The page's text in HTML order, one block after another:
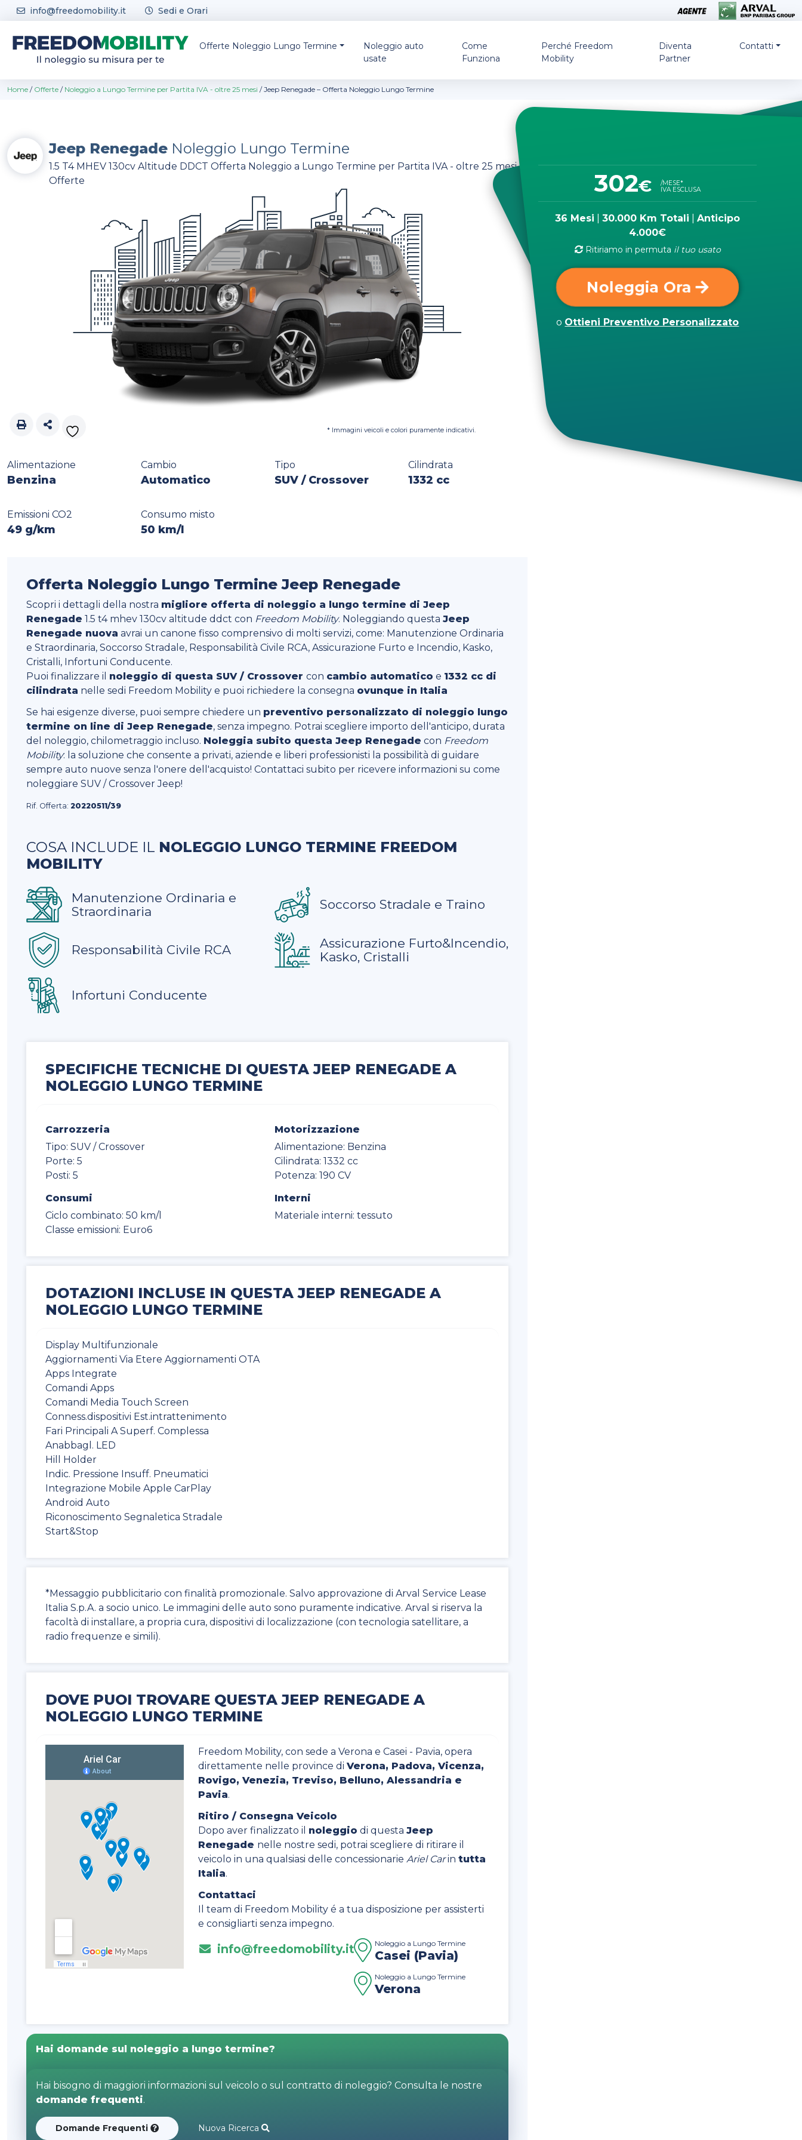
Skip to content
info@freedomobility.it Sedi e Orari
Offerte Noleggio Lungo Termine
Noleggio auto
usate
Come
Funziona
Perché Freedom
Mobility
Diventa
Partner
Contatti
Home / Offerte / Noleggio a Lungo Termine per Partita IVA - oltre 25 mesi /Jeep Renegade – Offerta Noleggio Lungo Termine
Jeep Renegade Noleggio Lungo Termine
1.5 T4 MHEV 130cv Altitude DDCT Offerta Noleggio a Lungo Termine per Partita IVA - oltre 25 mesi
Offerte
* Immagini veicoli e colori puramente indicativi.
302€
/MESE*
IVA ESCLUSA
36 Mesi |30.000 Km Totali |Anticipo
4.000€
Ritiriamo in permuta il tuo usato
Noleggia Ora
o Ottieni Preventivo Personalizzato
Alimentazione
Benzina
Cambio
Automatico
Tipo
SUV / Crossover
Cilindrata
1332 cc
Emissioni CO2
49 g/km
Consumo misto
50 km/l
Offerta Noleggio Lungo Termine Jeep Renegade
Scopri i dettagli della nostra migliore offerta di noleggio a lungo termine di Jeep
Renegade 1.5 t4 mhev 130cv altitude ddct con Freedom Mobility. Noleggiando questa Jeep
Renegade nuova avrai un canone fisso comprensivo di molti servizi, come: Manutenzione Ordinaria
e Straordinaria, Soccorso Stradale, Responsabilità Civile RCA, Assicurazione Furto e Incendio, Kasko,
Cristalli, Infortuni Conducente.
Puoi finalizzare il noleggio di questa SUV / Crossover con cambio automatico e 1332 cc di
cilindrata nelle sedi Freedom Mobility e puoi richiedere la consegna ovunque in Italia
Se hai esigenze diverse, puoi sempre chiedere un preventivo personalizzato di noleggio lungo
termine on line di Jeep Renegade, senza impegno. Potrai scegliere importo dell'anticipo, durata
del noleggio, chilometraggio incluso. Noleggia subito questa Jeep Renegade con Freedom
Mobility: la soluzione che consente a privati, aziende e liberi professionisti la possibilità di guidare
sempre auto nuove senza l'onere dell'acquisto! Contattaci subito per ricevere informazioni su come
noleggiare SUV / Crossover Jeep!
Rif. Offerta: 20220511/39
COSA INCLUDE IL NOLEGGIO LUNGO TERMINE FREEDOM
MOBILITY
Manutenzione Ordinaria e
Straordinaria
Soccorso Stradale e Traino
Responsabilità Civile RCA
Assicurazione Furto&Incendio,
Kasko, Cristalli
Infortuni Conducente
SPECIFICHE TECNICHE DI QUESTA JEEP RENEGADE A
NOLEGGIO LUNGO TERMINE
Carrozzeria
Tipo: SUV / Crossover
Porte: 5
Posti: 5
Motorizzazione
Alimentazione: Benzina
Cilindrata: 1332 cc
Potenza: 190 CV
Consumi
Ciclo combinato: 50 km/l
Classe emissioni: Euro6
Interni
Materiale interni: tessuto
DOTAZIONI INCLUSE IN QUESTA JEEP RENEGADE A
NOLEGGIO LUNGO TERMINE
Display Multifunzionale
Aggiornamenti Via Etere Aggiornamenti OTA
Apps Integrate
Comandi Apps
Comandi Media Touch Screen
Conness.dispositivi Est.intrattenimento
Fari Principali A Superf. Complessa
Anabbagl. LED
Hill Holder
Indic. Pressione Insuff. Pneumatici
Integrazione Mobile Apple CarPlay
Android Auto
Riconoscimento Segnaletica Stradale
Start&Stop
*Messaggio pubblicitario con finalità promozionale. Salvo approvazione di Arval Service Lease
Italia S.p.A. a socio unico. Le immagini delle auto sono puramente indicative. Arval si riserva la
facoltà di installare, a propria cura, dispositivi di localizzazione (con tecnologia satellitare, a
radio frequenze e simili).
DOVE PUOI TROVARE QUESTA JEEP RENEGADE A
NOLEGGIO LUNGO TERMINE
Freedom Mobility, con sede a Verona e Casei - Pavia, opera
direttamente nelle province di Verona, Padova, Vicenza,
Rovigo, Venezia, Treviso, Belluno, Alessandria e
Pavia.
Ritiro / Consegna Veicolo
Dopo aver finalizzato il noleggio di questa Jeep
Renegade nelle nostre sedi, potrai scegliere di ritirare il
veicolo in una qualsiasi delle concessionarie Ariel Carin tutta
Italia.
Contattaci
Il team di Freedom Mobility é a tua disposizione per assisterti
e consigliarti senza impegno.
info@freedomobility.it Noleggio a Lungo Termine
Casei (Pavia)
Noleggio a Lungo Termine
Verona
Hai domande sul noleggio a lungo termine?
Hai bisogno di maggiori informazioni sul veicolo o sul contratto di noleggio? Consulta le nostre
domande frequenti.
Domande Frequenti Nuova Ricerca